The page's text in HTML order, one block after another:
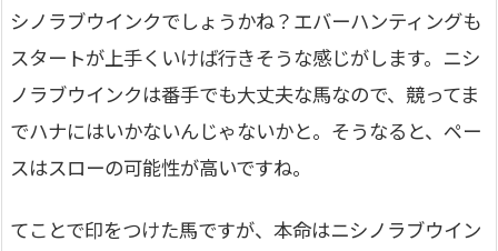
シノラブウインクでしょうかね？エバーハンティングも
スタートが上手くいけば行きそうな感じがします。ニシ
ノラブウインクは番手でも大丈夫な馬なので、競ってま
でハナにはいかないんじゃないかと。そうなると、ペー
スはスローの可能性が高いですね。
てことで印をつけた馬ですが、本命はニシノラブウイン